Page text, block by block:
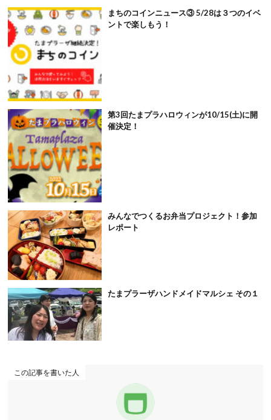
まちのコインニュース③ 5/28は３つのイベ
ントで楽しもう！
第3回たまプラハロウィンが10/15(土)に開
催決定！
みんなでつくるお弁当プロジェクト！参加
レポート
たまプラーザハンドメイドマルシェ その１
この記事を書いた人